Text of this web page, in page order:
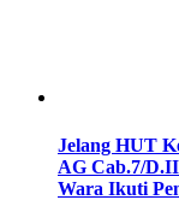
Jelang HUT
AG Cab.7/
Wara Ikuti